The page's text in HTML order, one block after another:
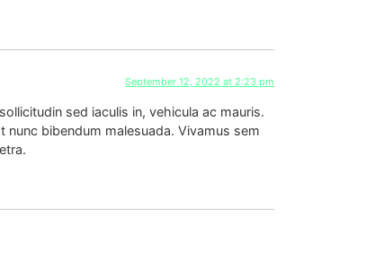
September 12, 2022 at 2:23 pm
sed iaculis in, vehicula ac mauris.
bibendum malesuada. Vivamus sem